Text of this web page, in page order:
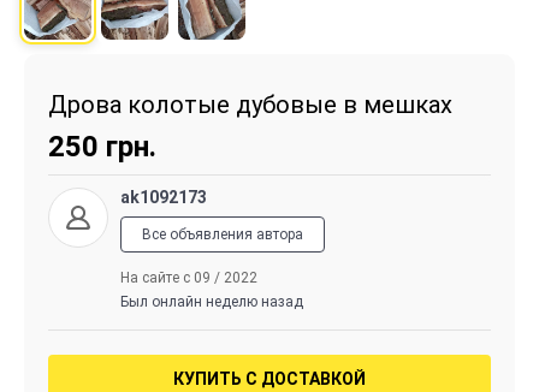
Дрова колотые дубовые в мешках
250 грн.
ak1092173
Все объявления автора
На сайте с 09 / 2022
Был онлайн неделю назад
КУПИТЬ С ДОСТАВКОЙ